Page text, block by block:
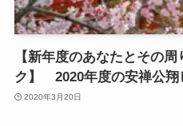
【新年度のあなたとその
ク】 2020年度の安禅公翔
2020年3月20日